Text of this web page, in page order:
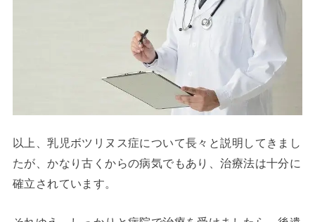
以上、乳児ボツリヌス症について長々と説明してきまし
たが、かなり古くからの病気でもあり、治療法は十分に
確立されています。